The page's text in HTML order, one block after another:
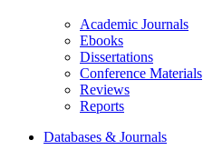
Academic Journals
Ebooks
Dissertations
Conference Materials
Reviews
Reports
Databases & Journals